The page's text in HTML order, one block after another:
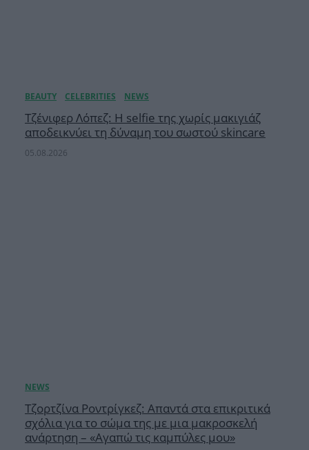
Τζένιφερ Λόπεζ: Η selfie της χωρίς μακιγιάζ
αποδεικνύει τη δύναμη του σωστού skincare
05.08.2026
Τζορτζίνα Ροντρίγκεζ: Απαντά στα επικριτικά
σχόλια για το σώμα της με μια μακροσκελή
ανάρτηση – «Αγαπώ τις καμπύλες μου»